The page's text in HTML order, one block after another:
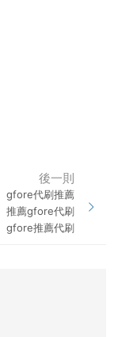
後一則
gfore代刷推薦
推薦gfore代刷
gfore推薦代刷